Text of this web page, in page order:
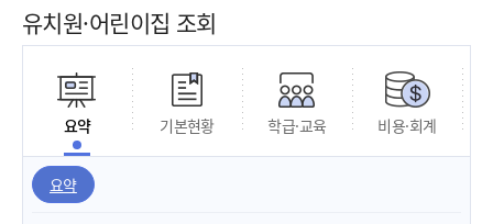
유치원·어린이집 조회
요약 기본현황 학급·교육 비용·회계
요약